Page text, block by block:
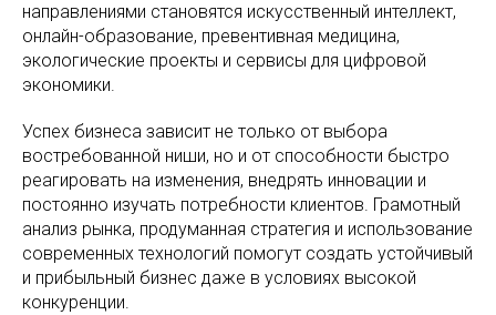
направлениями становятся искусственный интеллект,
онлайн-образование, превентивная медицина,
экологические проекты и сервисы для цифровой
экономики.
Успех бизнеса зависит не только от выбора
востребованной ниши, но и от способности быстро
реагировать на изменения, внедрять инновации и
постоянно изучать потребности клиентов. Грамотный
анализ рынка, продуманная стратегия и использование
современных технологий помогут создать устойчивый
и прибыльный бизнес даже в условиях высокой
конкуренции.